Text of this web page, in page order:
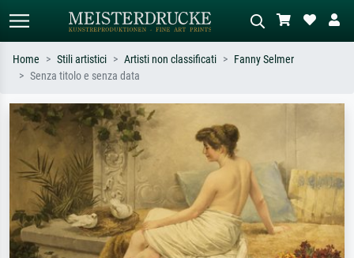
Cerca per artista, titolo o stile – es.
Monet, Notte stellata,
Impressionismo, onda di Hokusai,
nudo.
astratto con molto rosso, dipinto a
olio scuro, nudo in piedi vicino a un
albero.
Home Stili artistici Artisti non classificati
Fanny Selmer
Senza titolo e senza data